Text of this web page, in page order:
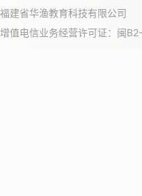
福建省华渔教育科技有限公司
增值电信业务经营许可证：闽